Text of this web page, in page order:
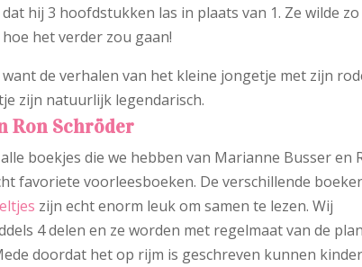
hij 3 hoofdstukken las in plaats van 1. Ze wilde zo
het verder zou gaan!
de verhalen van het kleine jongetje met zijn
zijn natuurlijk legendarisch.
Ron Schröder
boekjes die we hebben van Marianne Busser en
favoriete voorleesboeken. De verschillende
zijn echt enorm leuk om samen te lezen. Wij
4 delen en ze worden met regelmaat van de
doordat het op rijm is geschreven kunnen